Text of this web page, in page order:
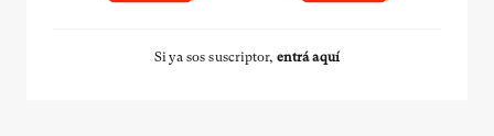
Si ya sos suscriptor, entrá aquí